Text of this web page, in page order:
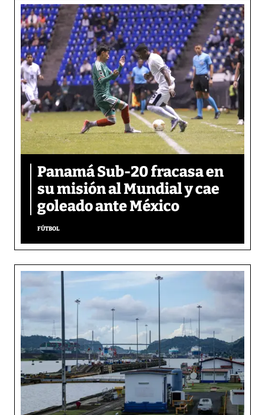
Panamá Sub-20 fracasa en
su misión al Mundial y cae
goleado ante México
FÚTBOL